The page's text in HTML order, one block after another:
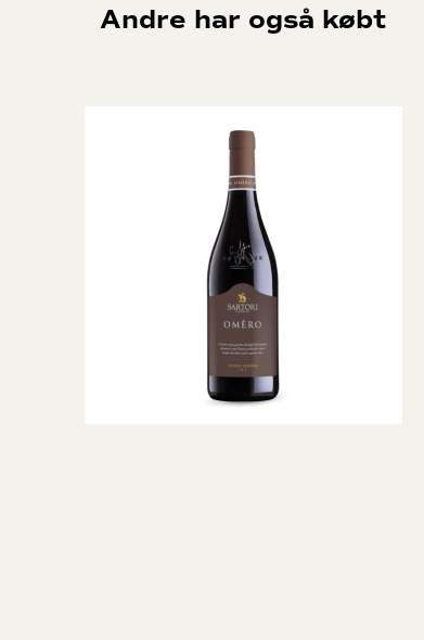
Andre har også købt